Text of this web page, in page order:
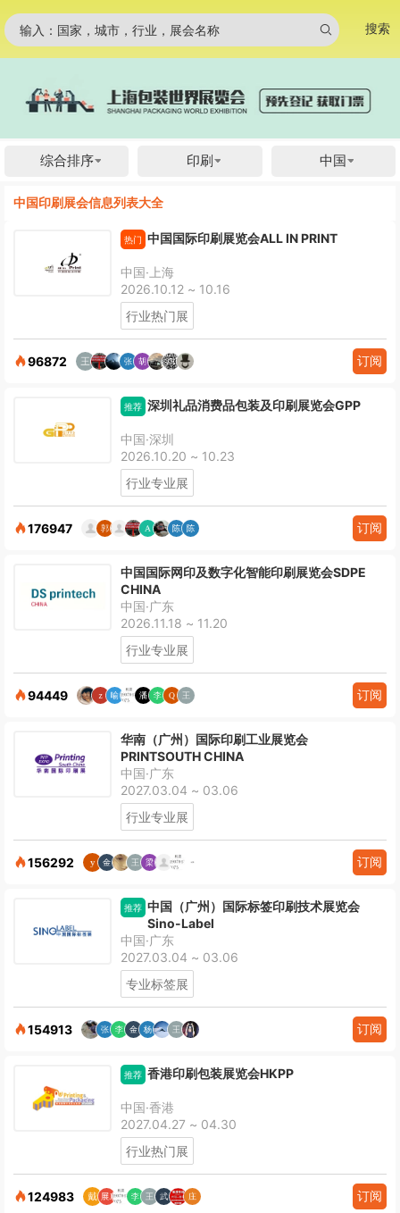
输入：国家，城市，行业，展会名称 搜索
综合排序 印刷 中国
中国印刷展会信息列表大全
热门 中国国际印刷展览会ALL IN PRINT
中国·上海
2026.10.12 ~ 10.16
行业热门展
96872 订阅
推荐 深圳礼品消费品包装及印刷展览会GPP
中国·深圳
2026.10.20 ~ 10.23
行业专业展
176947 订阅
中国国际网印及数字化智能印刷展览会SDPE
CHINA
中国·广东
2026.11.18 ~ 11.20
行业专业展
94449 订阅
华南（广州）国际印刷工业展览会
PRINTSOUTH CHINA
中国·广东
2027.03.04 ~ 03.06
行业专业展
156292 订阅
推荐 中国（广州）国际标签印刷技术展览会
Sino-Label
中国·广东
2027.03.04 ~ 03.06
专业标签展
154913 订阅
推荐 香港印刷包装展览会HKPP
中国·香港
2027.04.27 ~ 04.30
行业热门展
124983 订阅